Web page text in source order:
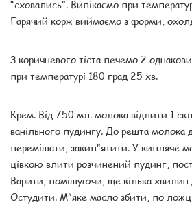
“сховались”. Випікаємо при
Гарячий корж виймаємо з форми,
З коричневого тіста печемо 2
при температурі 180 град 25 хв.
Крем. Від 750 мл. молока відлити 1
ванільного пудингу. До решта молока
перемішати, закип”ятити. У кипляче
цівкою влити розчинений пудинг,
Варити, помішуючи, ще кілька хвилин
Остудити. М”яке масло збити, по